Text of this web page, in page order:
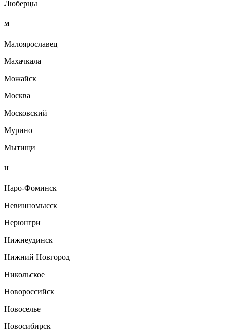
Люберцы
М
Малоярославец
Махачкала
Можайск
Москва
Московский
Мурино
Мытищи
Н
Наро-Фоминск
Невинномысск
Нерюнгри
Нижнеудинск
Нижний Новгород
Никольское
Новороссийск
Новоселье
Новосибирск